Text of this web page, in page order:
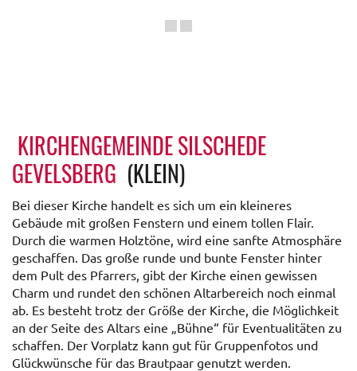
KIRCHENGEMEINDE SILSCHEDE
GEVELSBERG (KLEIN)
Bei dieser Kirche handelt es sich um ein kleineres
Gebäude mit großen Fenstern und einem tollen Flair.
Durch die warmen Holztöne, wird eine sanfte Atmosphäre
geschaffen. Das große runde und bunte Fenster hinter
dem Pult des Pfarrers, gibt der Kirche einen gewissen
Charm und rundet den schönen Altarbereich noch einmal
ab. Es besteht trotz der Größe der Kirche, die Möglichkeit
an der Seite des Altars eine „Bühne“ für Eventualitäten zu
schaffen. Der Vorplatz kann gut für Gruppenfotos und
Glückwünsche für das Brautpaar genutzt werden.